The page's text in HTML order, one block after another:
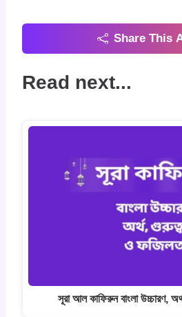
Share This
Read next...
সূরা আল কাফিরুন বাংলা উচ্চারণ,